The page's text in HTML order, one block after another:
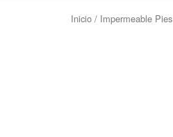
Inicio / Impermeable Pies